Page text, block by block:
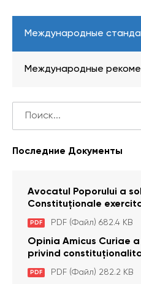
Международные
Международные
Последние Документы
Avocatul Poporului a
Constituţionale
constituţionalităţii unor
plata alocației sociale
cu dizabilitați care
PDF PDF (Файл) 682.4 KB
Opinia Amicus Curiae
privind
care interzic angajarea
pază particulară a
PDF PDF (Файл) 282.2 KB